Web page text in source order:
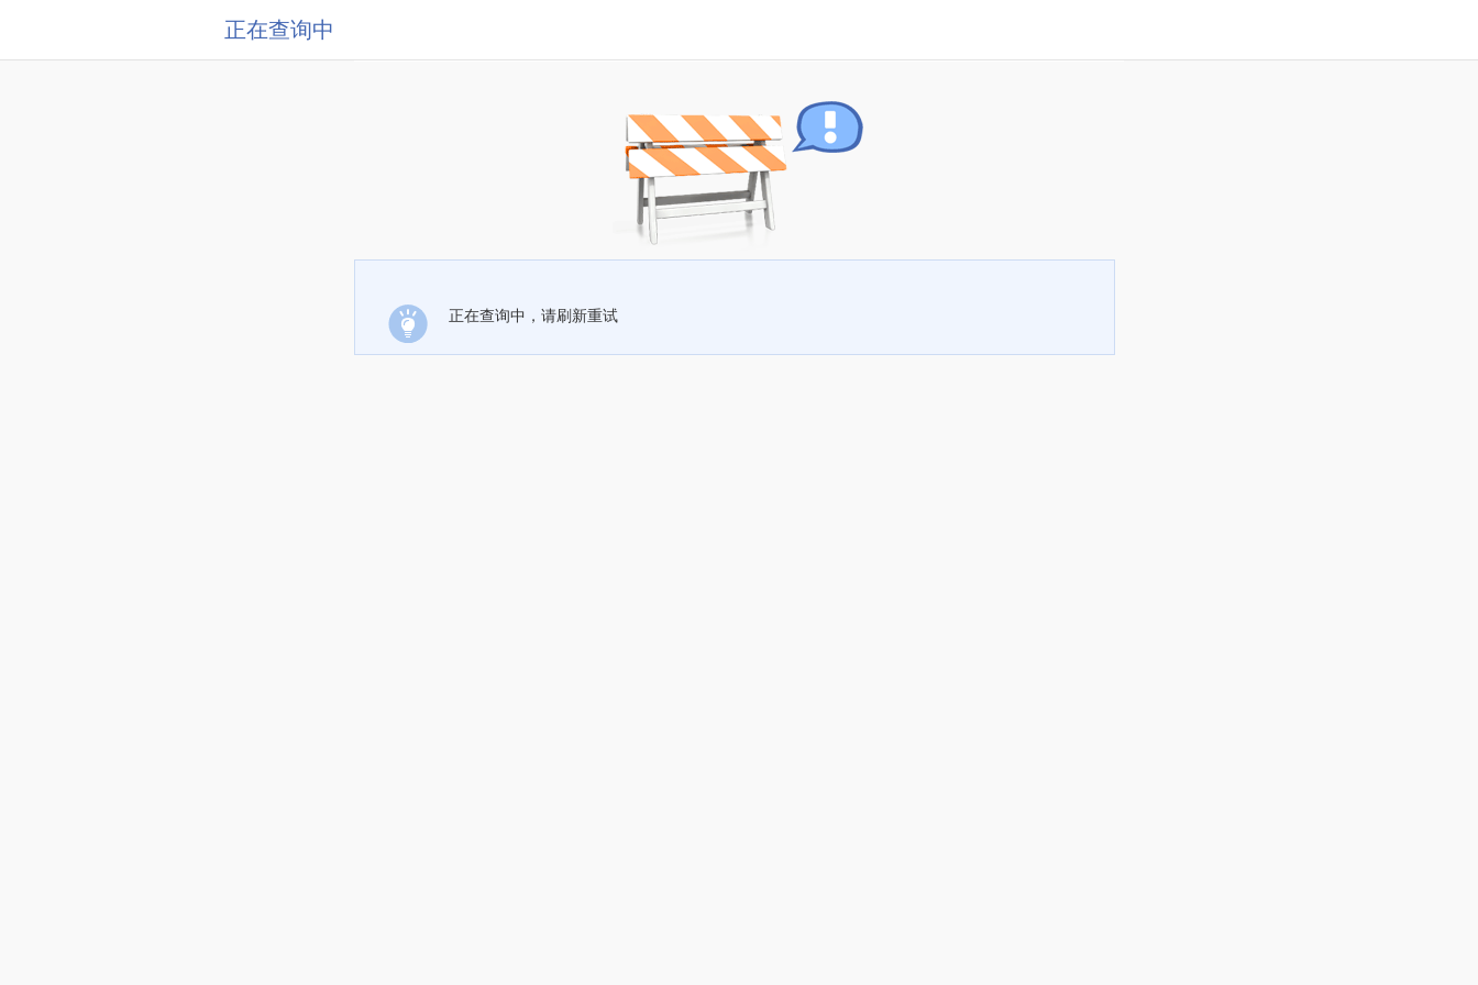
正在查询中
正在查询中，请刷新重试